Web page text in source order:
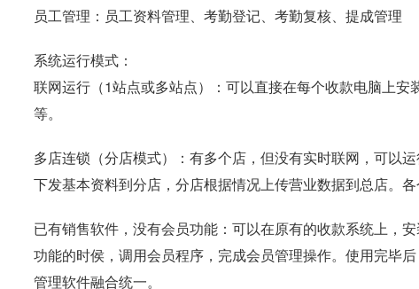
员工管理：员工资料管理、考勤登记、考勤复核、提成管理
系统运行模式：
联网运行（1站点或多站点）：可以直接在每个收款电脑上
等。
多店连锁（分店模式）：有多个店，但没有实时联网，可以
下发基本资料到分店，分店根据情况上传营业数据到总店。
已有销售软件，没有会员功能：可以在原有的收款系统上，
功能的时侯，调用会员程序，完成会员管理操作。使用完毕
管理软件融合统一。